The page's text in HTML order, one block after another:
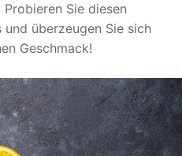
Sie diesen
überzeugen Sie sich
Geschmack!